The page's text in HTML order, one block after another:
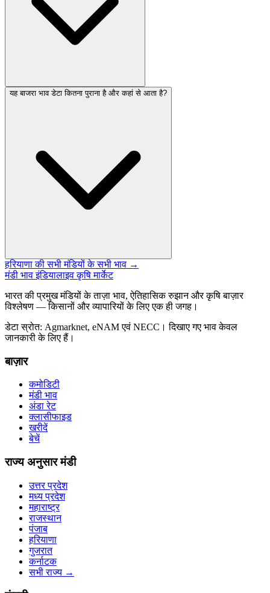
यह बाजरा भाव डेटा कितना पुराना है और कहां से आता है?
हरियाणा की सभी मंडियों के सभी भाव →
मंडी भाव इंडियालाइव कृषि मार्केट
भारत की प्रमुख मंडियों के ताज़ा भाव, ऐतिहासिक रुझान और कृषि बाज़ार
विश्लेषण — किसानों और व्यापारियों के लिए एक ही जगह।
डेटा स्रोत: Agmarknet, eNAM एवं NECC। दिखाए गए भाव केवल
जानकारी के लिए हैं।
बाज़ार
कमोडिटी
मंडी भाव
अंडा रेट
क्लासीफाइड
खरीदें
बेचें
राज्य अनुसार मंडी
उत्तर प्रदेश
मध्य प्रदेश
महाराष्ट्र
राजस्थान
पंजाब
हरियाणा
गुजरात
कर्नाटक
सभी राज्य →